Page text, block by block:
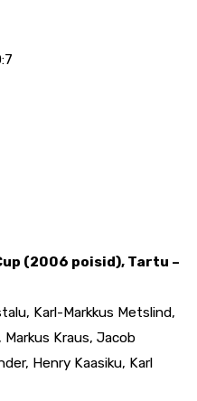
(2006 poisid), Tartu –
Karl-Markkus Metslind,
Markus Kraus, Jacob
Henry Kaasiku, Karl